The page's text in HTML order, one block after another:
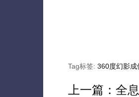
Tag标签: 360度幻影成
上一篇： 全